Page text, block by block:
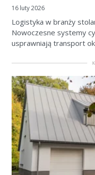
16 luty 2026
Logistyka w branży
Nowoczesne systemy
usprawniają transport